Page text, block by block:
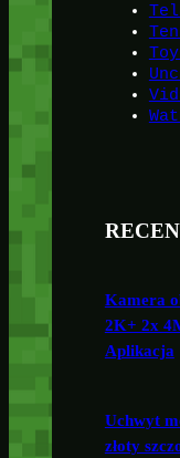
Kamera
2K+ 2x
Aplikacja
Uchwyt
złoty